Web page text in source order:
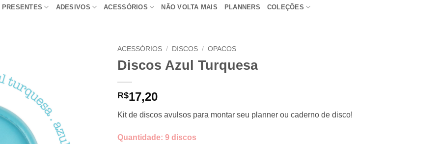
PRESENTES ADESIVOS ACESSÓRIOS NÃO VOLTA MAIS PLANNERS COLEÇÕES
ACESSÓRIOS / DISCOS / OPACOS
Discos Azul Turquesa
R$17,20
Kit de discos avulsos para montar seu planner ou caderno de disco!
Quantidade: 9 discos